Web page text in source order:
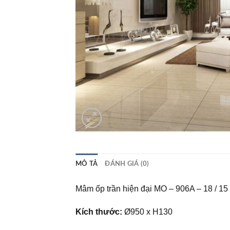
MÔ TẢ ĐÁNH GIÁ (0)
Mâm ốp trần hiện đại MO – 906A – 18 /
Kích thước: Ø950 x H130